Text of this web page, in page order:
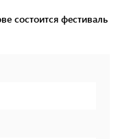
состоится фестиваль